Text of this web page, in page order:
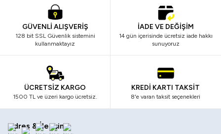
GÜVENLİ ALIŞVERİŞ
128 bit SSL Güvenlik sistemini
kullanmaktayız
İADE VE DEĞİŞİM
14 gün içerisinde ücretsiz iade hakkı
sunuyoruz
ÜCRETSİZ KARGO
1500 TL ve üzeri kargo ücretsiz.
KREDİ KARTI TAKSİT
8'e varan taksit seçenekleri
Adres & İletişim